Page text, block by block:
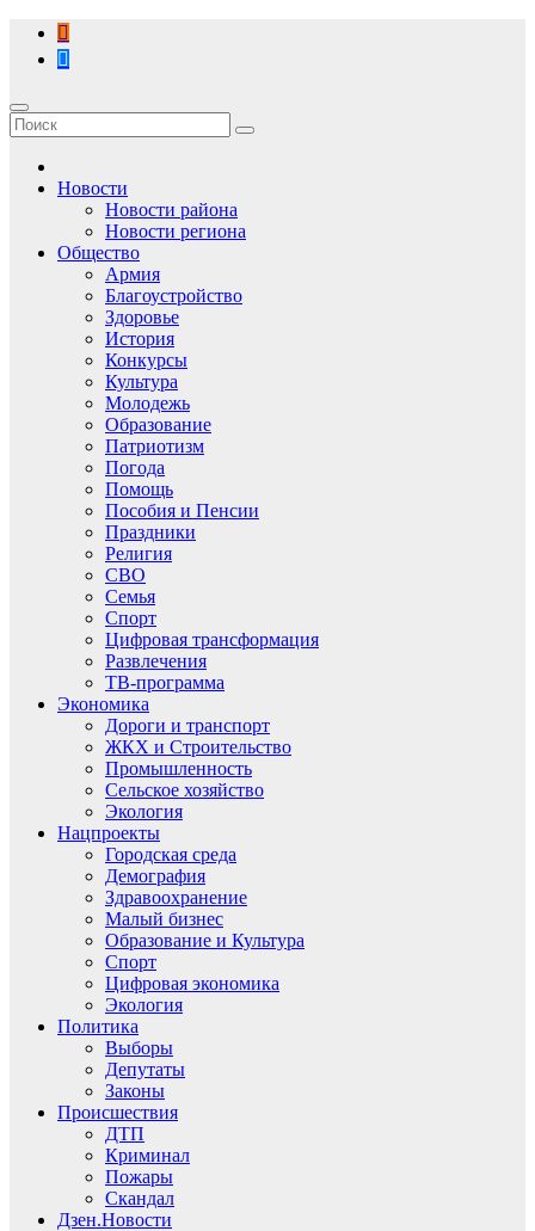
Перейти
содержимому
Новости
Новости района
Новости региона
Общество
Армия
Благоустройство
Здоровье
История
Конкурсы
Культура
Молодежь
Образование
Патриотизм
Погода
Помощь
Пособия и Пенсии
Праздники
Религия
СВО
Семья
Спорт
Цифровая трансформация
Развлечения
ТВ-программа
Экономика
Дороги и транспорт
ЖКХ и Строительство
Промышленность
Сельское хозяйство
Экология
Нацпроекты
Городская среда
Демография
Здравоохранение
Малый бизнес
Образование и Культура
Спорт
Цифровая экономика
Экология
Политика
Выборы
Депутаты
Законы
Происшествия
ДТП
Криминал
Пожары
Скандал
Дзен.Новости